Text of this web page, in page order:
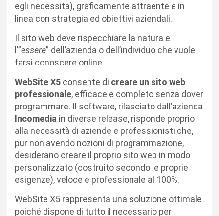
egli necessita), graficamente attraente e in
linea con strategia ed obiettivi aziendali.
Il sito web deve rispecchiare la natura e
l'”essere” dell’azienda o dell’individuo che vuole
farsi conoscere online.
WebSite X5 consente di creare un sito web
professionale, efficace e completo senza dover
programmare. Il software, rilasciato dall’azienda
Incomedia in diverse release, risponde proprio
alla necessità di aziende e professionisti che,
pur non avendo nozioni di programmazione,
desiderano creare il proprio sito web in modo
personalizzato (costruito secondo le proprie
esigenze), veloce e professionale al 100%.
WebSite X5 rappresenta una soluzione ottimale
poiché dispone di tutto il necessario per